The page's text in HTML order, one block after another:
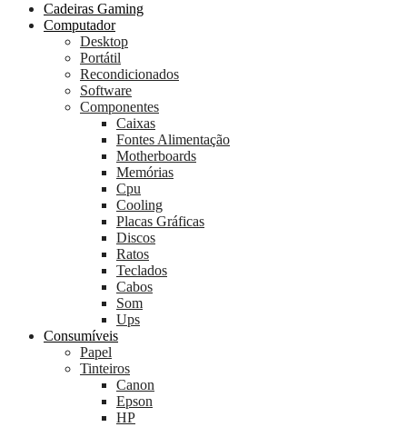
Cadeiras Gaming
Computador
Desktop
Portátil
Recondicionados
Software
Componentes
Caixas
Fontes Alimentação
Motherboards
Memórias
Cpu
Cooling
Placas Gráficas
Discos
Ratos
Teclados
Cabos
Som
Ups
Consumíveis
Papel
Tinteiros
Canon
Epson
HP